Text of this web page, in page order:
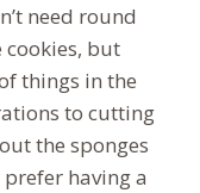
need round
cookies, but
things in the
to cutting
the sponges
having a